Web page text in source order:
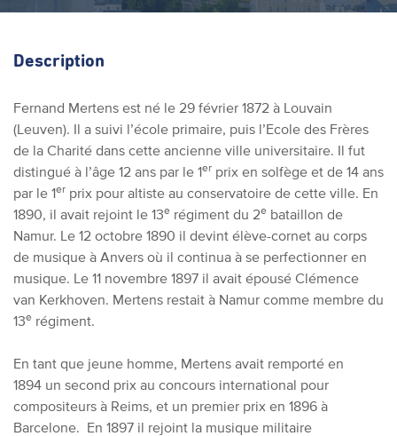
Description
Fernand Mertens est né le 29 février 1872 à Louvain
(Leuven). Il a suivi l’école primaire, puis l’Ecole des Frères
de la Charité dans cette ancienne ville universitaire. Il fut
distingué à l’âge 12 ans par le 1er prix en solfège et de 14 ans
par le 1er prix pour altiste au conservatoire de cette ville. En
1890, il avait rejoint le 13e régiment du 2e bataillon de
Namur. Le 12 octobre 1890 il devint élève-cornet au corps
de musique à Anvers où il continua à se perfectionner en
musique. Le 11 novembre 1897 il avait épousé Clémence
van Kerkhoven. Mertens restait à Namur comme membre du
13e régiment.
En tant que jeune homme, Mertens avait remporté en
1894 un second prix au concours international pour
compositeurs à Reims, et un premier prix en 1896 à
Barcelone. En 1897 il rejoint la musique militaire